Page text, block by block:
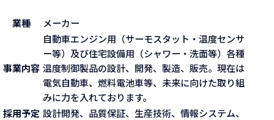
業種 メーカー
事業内容
自動車エンジン用（サーモスタット・温度センサ
ー等）及び住宅設備用（シャワー・洗面等）各種
温度制御製品の設計、開発、製造、販売。現在は
電気自動車、燃料電池車等、未来に向けた取り組
みに力を入れております。
採用予定 設計開発、品質保証、生産技術、情報システム、